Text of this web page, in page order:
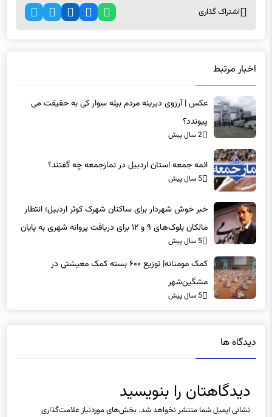
اشتراک گذاری
اخبار مرتبط
عکس | آرزوی دیرینه مردم بیله سوار کی به حقیقت می
پیوندد؟
2 سال پیش
ائمه جمعه استان اردبیل در نمازجمعه چه گفتند؟
5 سال پیش
خبر خوش شهردار برای ساکنان شهرک کوثر اردبیل؛ انتظار
مالکان بلوک‌های ۹ و ۱۲ برای دریافت پروانه شهری به پایان
می‌رسد
5 سال پیش
کمک مومنانه| توزیع ۶۰۰ بسته کمک معیشتی در
مشگین‌شهر
5 سال پیش
دیدگاه ها
دیدگاهتان را بنویسید
نشانی ایمیل شما منتشر نخواهد شد. بخش‌های موردنیاز علامت‌گذاری